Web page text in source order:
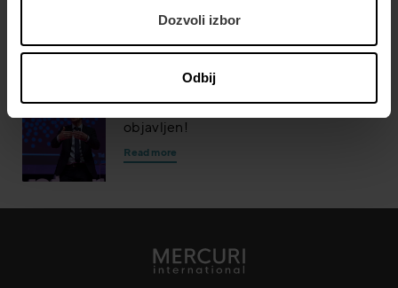
Dozvoli izbor
Odbij
Brandon Hall Group HCM Excellence
Izveštaj The Future State of Sales je
objavljen!
Read more